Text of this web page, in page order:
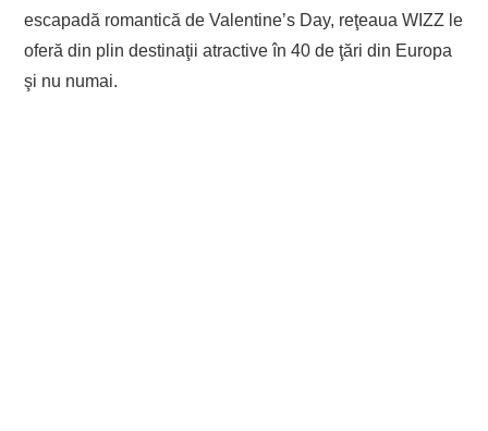
escapadă romantică de Valentine’s Day, reţeaua WIZZ le
oferă din plin destinaţii atractive în 40 de ţări din Europa
şi nu numai.